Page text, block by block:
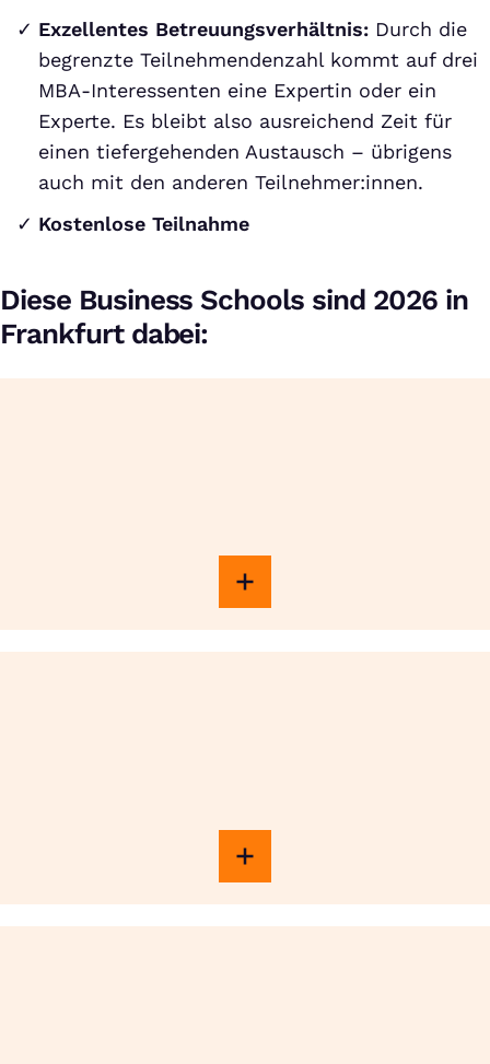
Exzellentes Betreuungsverhältnis: Durch die
begrenzte Teilnehmendenzahl kommt auf drei
MBA-Interessenten eine Expertin oder ein
Experte. Es bleibt also ausreichend Zeit für
einen tiefergehenden Austausch – übrigens
auch mit den anderen Teilnehmer:innen.
Kostenlose Teilnahme
Diese Business Schools sind 2026 in
Frankfurt dabei: